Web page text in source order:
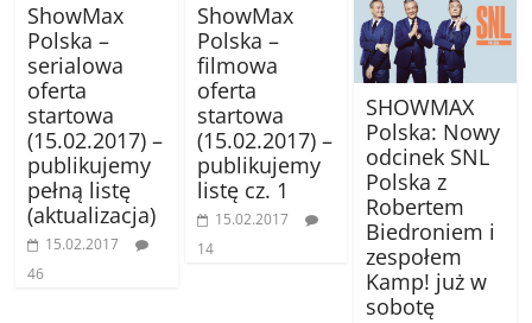
ShowMax
Polska –
serialowa
oferta
startowa
(15.02.2017) –
publikujemy
pełną listę
(aktualizacja)
15.02.2017
46
ShowMax
Polska –
filmowa
oferta
startowa
(15.02.2017) –
publikujemy
listę cz. 1
15.02.2017
14
SHOWMAX
Polska: Nowy
odcinek SNL
Polska z
Robertem
Biedroniem i
zespołem
Kamp! już w
sobotę